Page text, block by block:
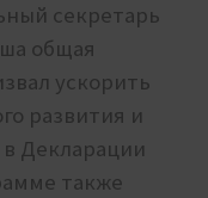
секретарь
общая
ускорить
развития и
Декларации
также